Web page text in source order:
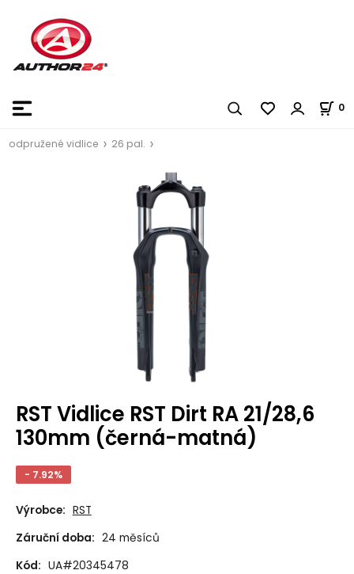
0
odpružené vidlice 26 pal.
RST Vidlice RST Dirt RA 21/28,6
130mm (černá-matná)
- 7.92%
Výrobce: RST
Záruční doba: 24 měsíců
Kód: UA#20345478